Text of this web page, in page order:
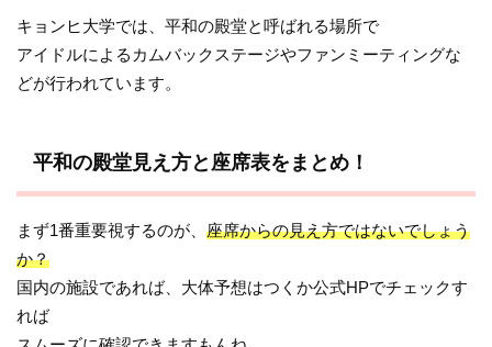
キョンヒ大学では、平和の殿堂と呼ばれる場所で
アイドルによるカムバックステージやファンミーティングな
どが行われています。
平和の殿堂見え方と座席表をまとめ！
まず1番重要視するのが、座席からの見え方ではないでしょう
か？
国内の施設であれば、大体予想はつくか公式HPでチェックす
れば